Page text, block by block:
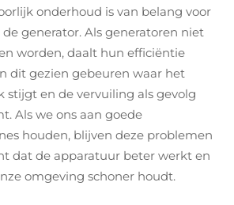
onderhoud is van belang voor
generator. Als generatoren niet
worden, daalt hun efficiëntie
dit gezien gebeuren waar het
stijgt en de vervuiling als gevolg
Als we ons aan goede
houden, blijven deze problemen
dat de apparatuur beter werkt en
omgeving schoner houdt.